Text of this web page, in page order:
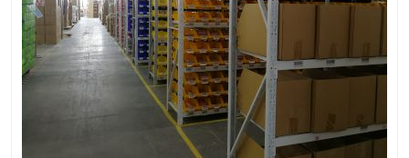
仓储 上海电商代发货仓库
上海托管仓库